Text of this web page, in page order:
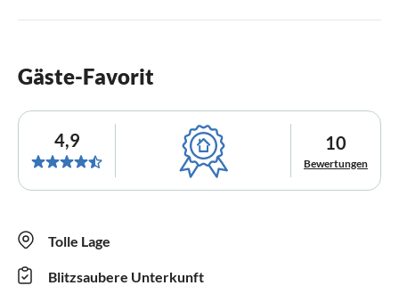
Gäste-Favorit
4,9 10
Bewertungen
Tolle Lage
Blitzsaubere Unterkunft